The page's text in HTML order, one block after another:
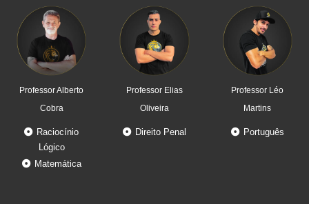
Professor Alberto
Cobra
Raciocínio
Lógico
Matemática
Professor Elias
Oliveira
Direito Penal
Professor Léo
Martins
Português